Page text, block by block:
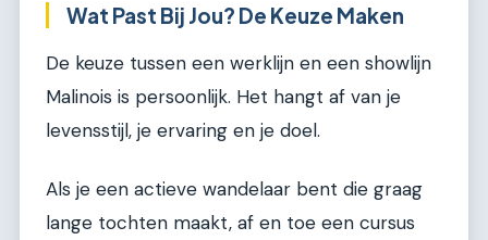
Wat Past Bij Jou? De Keuze Maken
De keuze tussen een werklijn en een showlijn
Malinois is persoonlijk. Het hangt af van je
levensstijl, je ervaring en je doel.
Als je een actieve wandelaar bent die graag
lange tochten maakt, af en toe een cursus